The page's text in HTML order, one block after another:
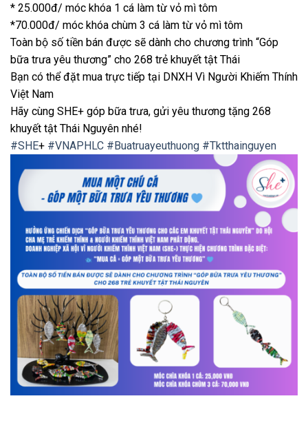
* 25.000đ/ móc khóa 1 cá làm từ vỏ mì tôm
*70.000đ/ móc khóa chùm 3 cá làm từ vỏ mì tôm
Toàn bộ số tiền bán được sẽ dành cho chương trình “Góp
bữa trưa yêu thương” cho 268 trẻ khuyết tật Thái
Bạn có thể đặt mua trực tiếp tại DNXH Vì Người Khiếm Thính
Việt Nam
Hãy cùng SHE+ góp bữa trưa, gửi yêu thương tặng 268
khuyết tật Thái Nguyên nhé!
#SHE+ #VNAPHLC #Buatruayeuthuong #Tktthainguyen